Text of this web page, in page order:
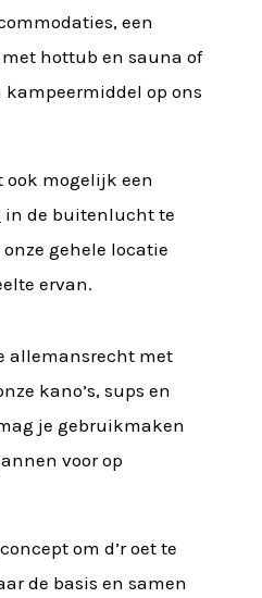
een
hottub en sauna of
op ons
ook mogelijk een
in de buitenlucht te
gehele locatie
ervan.
allemansrecht met
kano’s, sups en
je gebruikmaken
voor op
om d’r oet te
de basis en samen